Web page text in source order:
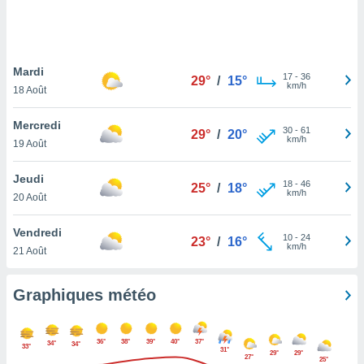
pas
de
à
cas,
que
sur le
ne
Mardi
18 Août
29° / 15° 17- 36
km/h
Mercredi
19 Août
29° / 20° 30- 61
km/h
Jeudi
20 Août
25° / 18° 18- 46
km/h
Vendredi
21 Août
23° / 16° 10- 24
km/h
Graphiques météo
33° 34° 34° 36° 38° 39° 40°
37°
31°
27°
29°
29°
25°